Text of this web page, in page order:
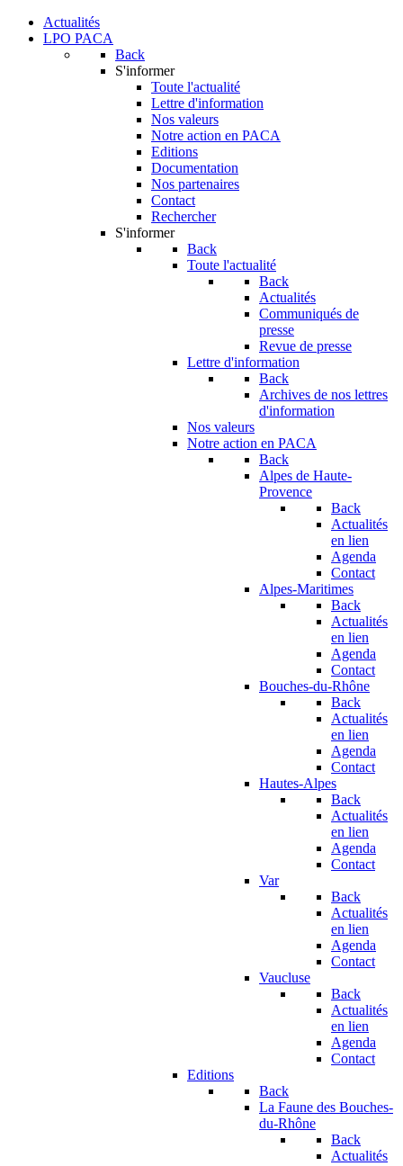
Actualités
LPO PACA
Back
S'informer
Toute l'actualité
Lettre d'information
Nos valeurs
Notre action en PACA
Editions
Documentation
Nos partenaires
Contact
Rechercher
S'informer
Back
Toute l'actualité
Back
Actualités
Communiqués de
presse
Revue de presse
Lettre d'information
Back
Archives de nos lettres
d'information
Nos valeurs
Notre action en PACA
Back
Alpes de Haute-
Provence
Back
Actualités
en lien
Agenda
Contact
Alpes-Maritimes
Back
Actualités
en lien
Agenda
Contact
Bouches-du-Rhône
Back
Actualités
en lien
Agenda
Contact
Hautes-Alpes
Back
Actualités
en lien
Agenda
Contact
Var
Back
Actualités
en lien
Agenda
Contact
Vaucluse
Back
Actualités
en lien
Agenda
Contact
Editions
Back
La Faune des Bouches-
du-Rhône
Back
Actualités